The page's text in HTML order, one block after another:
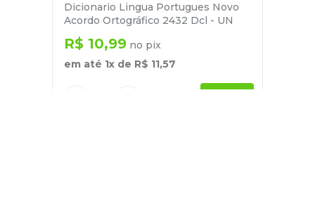
Dicionario Lingua Portugues Novo
Acordo Ortográfico 2432 Dcl - UN
R$ 10,99 no pix
em até 1x de R$ 11,57